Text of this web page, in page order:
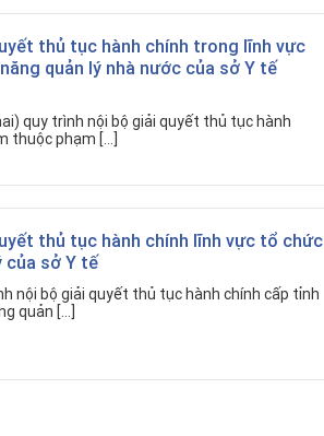
thủ tục hành chính trong lĩnh vực
quản lý nhà nước của sở Y tế
quy trình nội bộ giải quyết thủ tục hành
thuộc phạm […]
thủ tục hành chính lĩnh vực tổ chức
của sở Y tế
nội bộ giải quyết thủ tục hành chính cấp tỉnh
quản […]